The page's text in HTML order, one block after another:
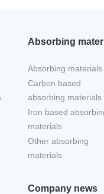
Absorbing
Absorbing materials
Carbon based
absorbing materials
Iron based
materials
Other absorbing
materials
Company news